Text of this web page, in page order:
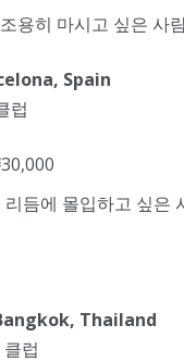
용히 마시고 싶은 사
Spain
럽
리듬에 몰입하고 싶은
Thailand
럽